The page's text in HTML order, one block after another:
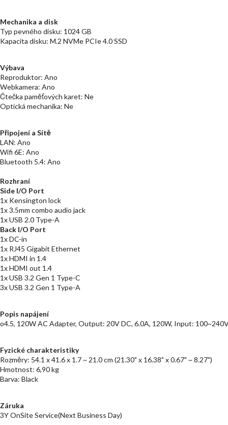
Mechanika a disk
Typ pevného disku: 1024 GB
Kapacita disku: M.2 NVMe PCIe 4.0 SSD
Výbava
Reproduktor: Ano
Webkamera: Ano
Čtečka paměťových karet: Ne
Optická mechanika: Ne
Připojení a Sítě
LAN: Ano
Wifi 6E: Ano
Bluetooth 5.4: Ano
Rozhraní
Side I/O Port
1x Kensington lock
1x 3.5mm combo audio jack
1x USB 2.0 Type-A
Back I/O Port
1x DC-in
1x RJ45 Gigabit Ethernet
1x HDMI in 1.4
1x HDMI out 1.4
1x USB 3.2 Gen 1 Type-C
3x USB 3.2 Gen 1 Type-A
Popis napájení
o4.5, 120W AC Adapter, Output: 20V DC, 6.0A, 120W, Input:
Fyzické charakteristiky
Rozměry: 54.1 x 41.6 x 1.7 ~ 21.0 cm (21.30" x 16.38" x 0.67" ~ 8.27")
Hmotnost: 6,90 kg
Barva: Black
Záruka
3Y OnSite Service(Next Business Day)